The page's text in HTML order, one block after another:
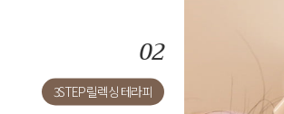
3STEP 릴렉싱 테라피